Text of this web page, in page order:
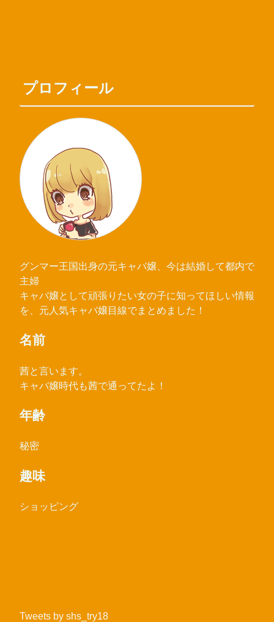
プロフィール
グンマー王国出身の元キャバ嬢、今は結婚して都内で
主婦
キャバ嬢として頑張りたい女の子に知ってほしい情報
を、元人気キャバ嬢目線でまとめました！
名前
茜と言います。
キャバ嬢時代も茜で通ってたよ！
年齢
秘密
趣味
ショッピング
Tweets by shs_try18